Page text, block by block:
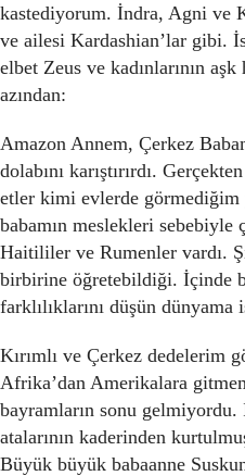
kastediyorum. İndra, Agni ve
ve ailesi Kardashian’lar gibi.
elbet Zeus ve kadınlarının
azından:
Amazon Annem, Çerkez
dolabını karıştırırdı.
etler kimi evlerde görmediğim
babamın meslekleri sebebiyle
Haitililer ve Rumenler vardı.
birbirine öğretebildiği. İçinde
farklılıklarını düşün dünyama
Kırımlı ve Çerkez dedelerim
Afrika’dan Amerikalara
bayramların sonu
atalarının kaderinden
Büyük büyük babaanne